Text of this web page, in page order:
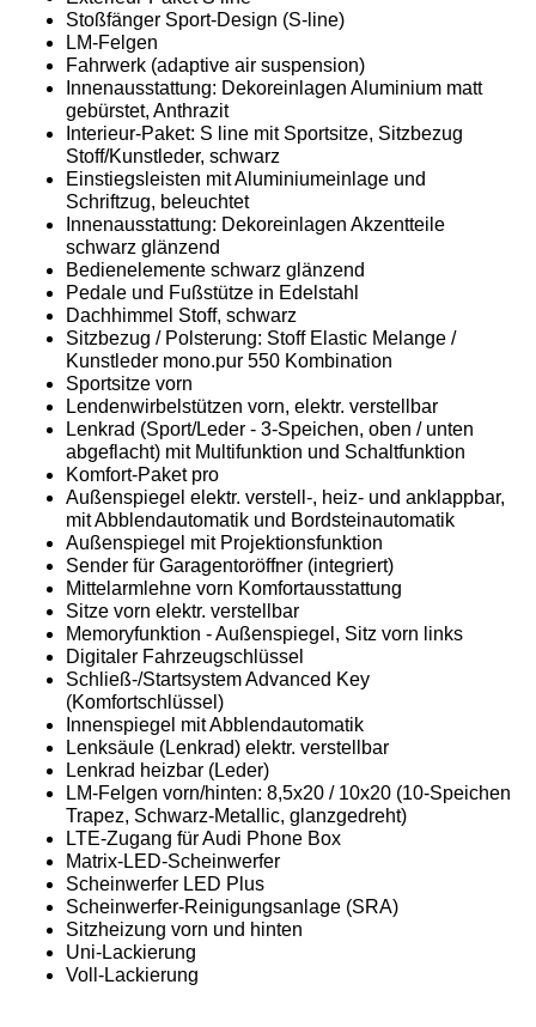
Stoßfänger Sport-Design (S-line)
LM-Felgen
Fahrwerk (adaptive air suspension)
Innenausstattung: Dekoreinlagen Aluminium matt
gebürstet, Anthrazit
Interieur-Paket: S line mit Sportsitze, Sitzbezug
Stoff/Kunstleder, schwarz
Einstiegsleisten mit Aluminiumeinlage und
Schriftzug, beleuchtet
Innenausstattung: Dekoreinlagen Akzentteile
schwarz glänzend
Bedienelemente schwarz glänzend
Pedale und Fußstütze in Edelstahl
Dachhimmel Stoff, schwarz
Sitzbezug / Polsterung: Stoff Elastic Melange /
Kunstleder mono.pur 550 Kombination
Sportsitze vorn
Lendenwirbelstützen vorn, elektr. verstellbar
Lenkrad (Sport/Leder - 3-Speichen, oben / unten
abgeflacht) mit Multifunktion und Schaltfunktion
Komfort-Paket pro
Außenspiegel elektr. verstell-, heiz- und anklappbar,
mit Abblendautomatik und Bordsteinautomatik
Außenspiegel mit Projektionsfunktion
Sender für Garagentoröffner (integriert)
Mittelarmlehne vorn Komfortausstattung
Sitze vorn elektr. verstellbar
Memoryfunktion - Außenspiegel, Sitz vorn links
Digitaler Fahrzeugschlüssel
Schließ-/Startsystem Advanced Key
(Komfortschlüssel)
Innenspiegel mit Abblendautomatik
Lenksäule (Lenkrad) elektr. verstellbar
Lenkrad heizbar (Leder)
LM-Felgen vorn/hinten: 8,5x20 / 10x20 (10-Speichen
Trapez, Schwarz-Metallic, glanzgedreht)
LTE-Zugang für Audi Phone Box
Matrix-LED-Scheinwerfer
Scheinwerfer LED Plus
Scheinwerfer-Reinigungsanlage (SRA)
Sitzheizung vorn und hinten
Uni-Lackierung
Voll-Lackierung